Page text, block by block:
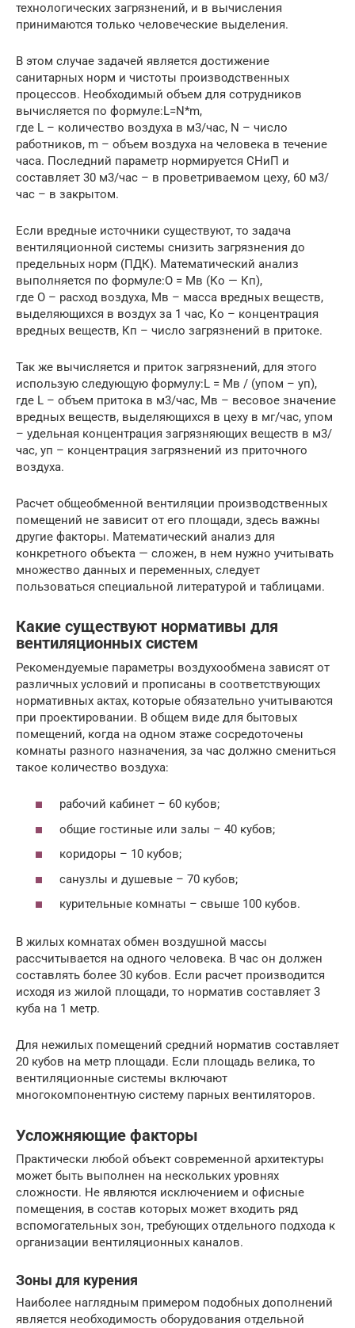
технологических загрязнений, и в вычисления
принимаются только человеческие выделения.
В этом случае задачей является достижение
санитарных норм и чистоты производственных
процессов. Необходимый объем для сотрудников
вычисляется по формуле:L=N*m,
где L – количество воздуха в м3/час, N – число
работников, m – объем воздуха на человека в течение
часа. Последний параметр нормируется СНиП и
составляет 30 м3/час – в проветриваемом цеху, 60 м3/
час – в закрытом.
Если вредные источники существуют, то задача
вентиляционной системы снизить загрязнения до
предельных норм (ПДК). Математический анализ
выполняется по формуле:О = Мв (Ко — Кп),
где О – расход воздуха, Мв – масса вредных веществ,
выделяющихся в воздух за 1 час, Ко – концентрация
вредных веществ, Кп – число загрязнений в притоке.
Так же вычисляется и приток загрязнений, для этого
использую следующую формулу:L = Мв / (yпом – yп),
где L – объем притока в м3/час, Мв – весовое значение
вредных веществ, выделяющихся в цеху в мг/час, yпом
– удельная концентрация загрязняющих веществ в м3/
час, yп – концентрация загрязнений из приточного
воздуха.
Расчет общеобменной вентиляции производственных
помещений не зависит от его площади, здесь важны
другие факторы. Математический анализ для
конкретного объекта — сложен, в нем нужно учитывать
множество данных и переменных, следует
пользоваться специальной литературой и таблицами.
Какие существуют нормативы для
вентиляционных систем
Рекомендуемые параметры воздухообмена зависят от
различных условий и прописаны в соответствующих
нормативных актах, которые обязательно учитываются
при проектировании. В общем виде для бытовых
помещений, когда на одном этаже сосредоточены
комнаты разного назначения, за час должно смениться
такое количество воздуха:
рабочий кабинет – 60 кубов;
общие гостиные или залы – 40 кубов;
коридоры – 10 кубов;
санузлы и душевые – 70 кубов;
курительные комнаты – свыше 100 кубов.
В жилых комнатах обмен воздушной массы
рассчитывается на одного человека. В час он должен
составлять более 30 кубов. Если расчет производится
исходя из жилой площади, то норматив составляет 3
куба на 1 метр.
Для нежилых помещений средний норматив составляет
20 кубов на метр площади. Если площадь велика, то
вентиляционные системы включают
многокомпонентную систему парных вентиляторов.
Усложняющие факторы
Практически любой объект современной архитектуры
может быть выполнен на нескольких уровнях
сложности. Не являются исключением и офисные
помещения, в состав которых может входить ряд
вспомогательных зон, требующих отдельного подхода к
организации вентиляционных каналов.
Зоны для курения
Наиболее наглядным примером подобных дополнений
является необходимость оборудования отдельной